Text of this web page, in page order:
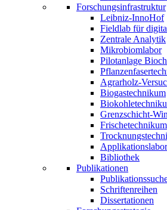
Forschungsinfrastruktur
Leibniz-InnoHof
Fieldlab für
Zentrale Analytik
Mikrobiomlabor
Pilotanlage
Agrarholz-
Biogastechnikum
Grenzschicht-
Frischetechnikum
Bibliothek
Publikationen
Schriftenreihen
Dissertationen